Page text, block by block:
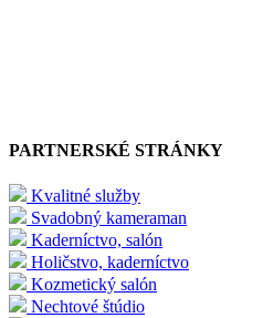
PARTNERSKÉ STRÁNKY
Kvalitné služby
Svadobný kameraman
Kaderníctvo, salón
Holičstvo, kaderníctvo
Kozmetický salón
Nechtové štúdio